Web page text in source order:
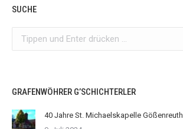
SUCHE
GRAFENWÖHRER G’SCHICHTERLER
40 Jahre St. Michaelskapelle Gößenreuth